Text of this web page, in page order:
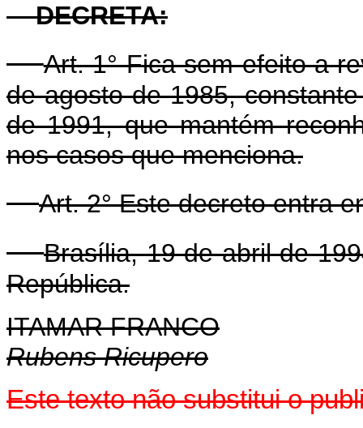
DECRETA:
Art. 1° Fica sem efeito a
de agosto de 1985,
de 1991, que mantém
nos casos que menciona.
Art. 2° Este decreto entra
Brasília, 19 de abril de
República.
ITAMAR FRANCO
Rubens Ricupero
Este texto não substitui o